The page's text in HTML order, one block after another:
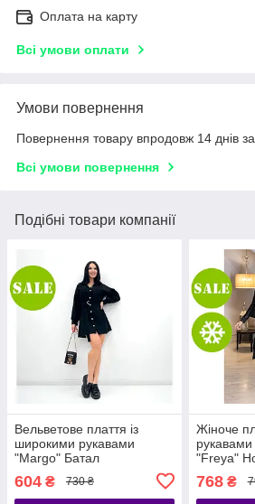
Оплата на карту
Всі умови оплати
Умови повернення
Повернення товару впродовж 14 днів
Всі умови повернення
Подібні товари компанії
Вельветове плаття із
широкими рукавами
"Margo" Батал
604 ₴ 730 ₴
Жіноче
рукавами
"Freya"
768₴